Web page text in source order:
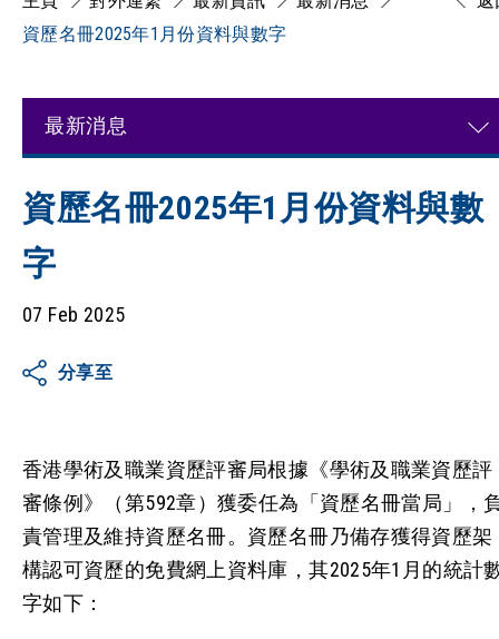
資歷名冊2025年1月份資料與數字
最新消息
資歷名冊2025年1月份資料與數
字
07 Feb 2025
分享至
香港學術及職業資歷評審局根據《學術及職業資歷評
審條例》（第592章）獲委任為「資歷名冊當局」，
責管理及維持資歷名冊。資歷名冊乃備存獲得資歷架
構認可資歷的免費網上資料庫，其2025年1月的統計
字如下：